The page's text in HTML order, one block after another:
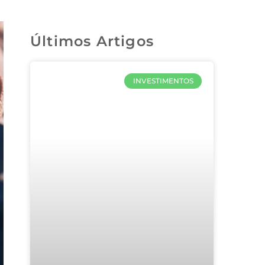
Últimos Artigos
INVESTIMENTOS